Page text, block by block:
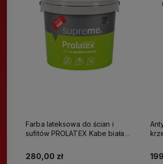
Farba lateksowa do ścian i
sufitów PROLATEX Kabe biała
280,00 zł